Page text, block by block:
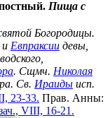
Пища с
Богородицы.
и Евпраксии девы,
. Сщмч. Николая
Св. Ираиды исп.
23-33. Прав. Анны:
VIII, 16-21.